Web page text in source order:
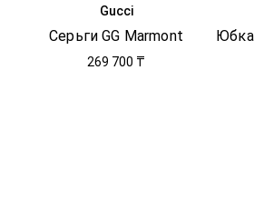
Gucci
Серьги GG Marmont
269 700 ₸